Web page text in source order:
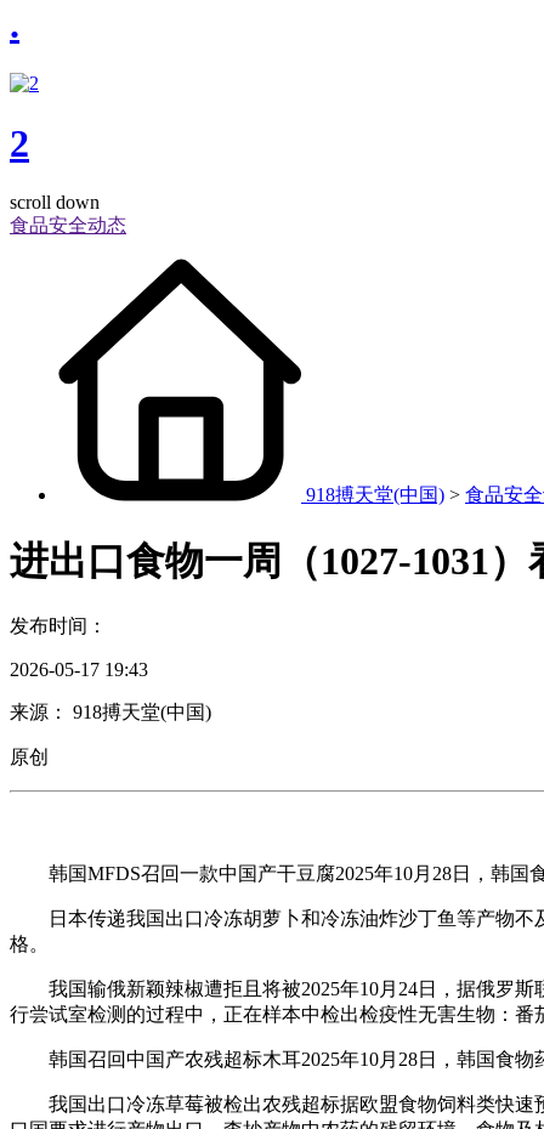
.
2
scroll down
食品安全动态
918搏天堂(中国) > 食品安
进出口食物一周（1027-1031
发布时间：
2026-05-17 19:43
来源： 918搏天堂(中国)
原创
韩国MFDS召回一款中国产干豆腐2025年10月28日，韩国
日本传递我国出口冷冻胡萝卜和冷冻油炸沙丁鱼等产物不
格。
我国输俄新颖辣椒遭拒且将被2025年10月24日，据俄罗斯
行尝试室检测的过程中，正在样本中检出检疫性无害生物：番
韩国召回中国产农残超标木耳2025年10月28日，韩国食物
我国出口冷冻草莓被检出农残超标据欧盟食物饲料类快速